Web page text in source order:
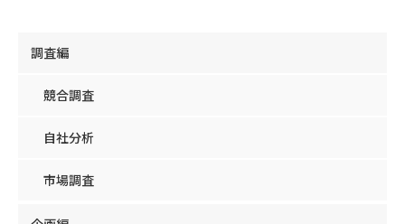
調査編
競合調査
自社分析
市場調査